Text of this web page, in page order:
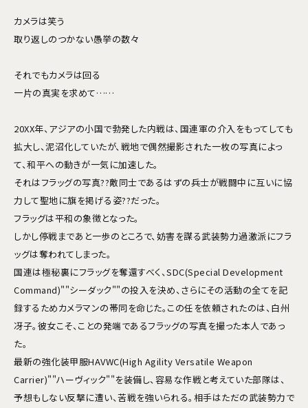
カメラは笑う
取り返しのつかない愚挙の数々
それでもカメラは回る
一片の真実を求めて……
20XX年、アジアの小国で勃発した内戦は、国連軍の介入をもってしても
拡大し、泥沼化していたが、戦地で偶然撮影された一枚の写真によっ
て、和平への動きが一気に加速した。
それはフラッグの写真??敵同士であるはずの兵士が戦闘中に互いに協
力して聖地に旗を掲げる姿??だった。
フラッグは平和の象徴となった。
しかし停戦まであと一歩のところで、妨害を謀る武装勢力過激派にフラ
ッグは奪われてしまった。
国連は極秘裏にフラッグを奪還すべく、SDC(Special Development
Command)""シーダック""の投入を決め、さらにその活動の全てを記
録するためカメラマンの帯同を命じた。この任を依頼されたのは、白州
冴子。彼女こそ、ことの発端であるフラッグの写真を撮った本人であっ
た。
最新の強化装甲服HAVWC(High Agility Versatile Weapon
Carrier)""ハーヴィック""を装備し、容易な作戦と考えていた部隊は、
予想もしない反撃に遭い、苦戦を強いられる。相手はただの武装勢力で